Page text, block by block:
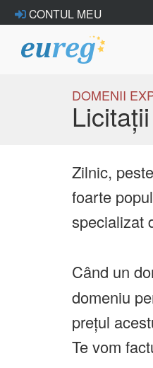
CONTUL MEU
DOMENII
Zilnic,
foarte
specializat
Când un
domeniu
prețul
Te vom